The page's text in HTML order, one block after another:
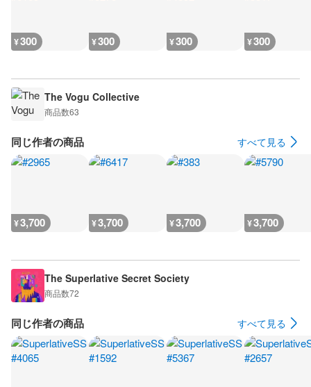
¥300 ¥300 ¥300 ¥300
The Vogu Collective
商品数63
同じ作者の商品 すべて見る
¥3,700 ¥3,700 ¥3,700 ¥3,700
The Superlative Secret Society
商品数72
同じ作者の商品 すべて見る